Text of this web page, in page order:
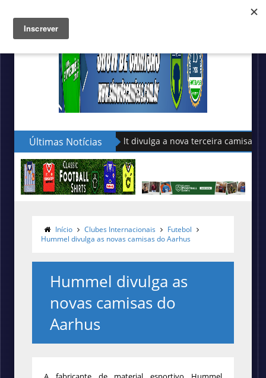
Últimas NotíciasVolt divulga a nova terceira camisa do
Início Clubes Internacionais
Futebol
Hummel divulga as novas camisas do Aarhus
Hummel divulga as
novas camisas do
Aarhus